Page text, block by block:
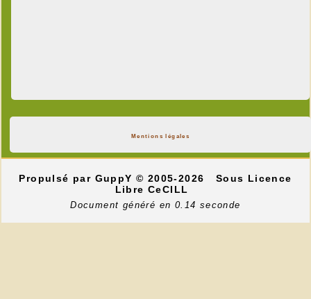
Mentions légales
Propulsé par GuppY© 2005-2026
Sous Licence
Libre CeCILL
Document généré en 0.14 seconde